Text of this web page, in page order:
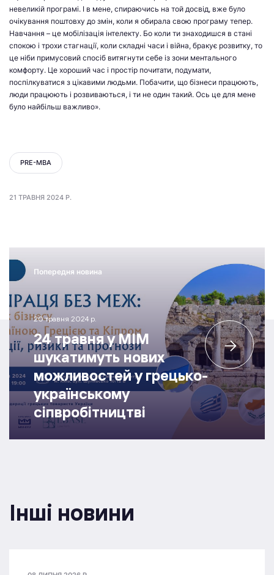
невеликій програмі. І в мене, спираючись на той досвід, вже було
очікування поштовху до змін, коли я обирала свою програму тепер.
Навчання – це мобілізація інтелекту. Бо коли ти знаходишся в стані
спокою і трохи стагнації, коли складні часи і війна, бракує розвитку, то
це ніби примусовий спосіб витягнути себе із зони ментального
комфорту. Це хороший час і простір почитати, подумати,
поспілкуватися з цікавими людьми. Побачити, що бізнеси працюють,
люди працюють і розвиваються, і ти не один такий. Ось це для мене
було найбільш важливо».
PRE-MBA
21 ТРАВНЯ 2024 Р.
Попередня новина
20 травня 2024 р.
24 травня у МІМ
шукатимуть нових
можливостей у грецько-
українському
сіпвробітництві
Інші новини